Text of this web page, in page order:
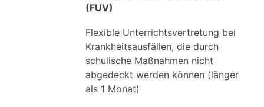
(FUV)
Flexible Unterrichtsvertretung bei
Krankheitsausfällen, die durch
schulische Maßnahmen nicht
abgedeckt werden können (länger
als 1 Monat)